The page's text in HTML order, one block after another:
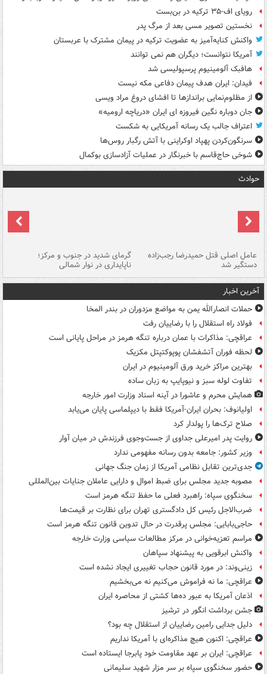
رویای اف-۳۵ ترکیه در بن‌بست
نخستین تصویر مسی بعد از مرگ پدر
واکنش کنایه‌آمیز به عضویت ترکیه در پیمان مشترک با عربستان
آمریکا نتوانست؛ دیگران هم نمی توانند
هافبک آلومینیوم پرسپولیسی شد
فیدان: ایران هدف پیمان دفاعی مکه نیست
از مظلوم‌نمایی براندازها تا افشای دروغ مراد ویسی
جان دوباره نگین فیروزه ای ایران «دریاچه ارومیه»
اعتراف جالب یک رسانه آمریکایی به شکست
سرنگون‌کردن پهپاد اوکراینی با آتش رگبار روس‌ها
شوخی حاج‌قاسم با خبرنگار در عملیات آزادسازی بوکمال
حوادث
عامل اصلی قتل حمیدرضا رجب‌زاده
دستگیر شد
گرمای شدید در جنوب و مرکز؛
ناپایداری در نوار شمالی
آخرین اخبار
حملات انصارالله یمن به مواضع مزدوران در بندر المخا
فولاد راه استقلال را با رضاییان رفت
عراقچی: مذاکرات با عمان درباره تنگه هرمز در مراحل پایانی است
لحظه فوران آتشفشان پوپوکتپتل مکزیک
بهترین مراکز خرید ورق آلومینیوم در ایران
تفاوت لوله سبز و نیوپایپ به زبان ساده
همایش محرم و عاشورا در آینه اسناد وزارت امور خارجه
اولیانوف: بحران ایران-آمریکا فقط با دیپلماسی پایان می‌یابد
صلاح ترک‌ها را پولدار کرد
روایت پدر امیرعلی جداوی از جست‌وجوی فرزندش در میان آوار
وزیر کشور: جامعه بدون رسانه مفهومی ندارد
جدی‌ترین تقابل نظامی آمریکا از زمان جنگ جهانی
مصوبه جدید مجلس برای ضبط اموال و دارایی عاملان جنایات بین‌المللی
سخنگوی سپاه: راهبرد فعلی ما حفظ تنگه هرمز است
ضرب‌الاجل رئیس کل دادگستری تهران برای نظارت بر قیمت‌ها
حاجی‌بابایی: مجلس پرقدرت در حال تدوین قانون تنگه هرمز است
مراسم تعزیه‌خوانی در مرکز مطالعات سیاسی وزارت خارجه
واکنش ابرقویی به پیشنهاد سپاهان
زینی‌وند: در مورد قانون حجاب تغییری ایجاد نشده است
عراقچی: ما نه فراموش می‌کنیم نه می‌بخشیم
اذعان آمریکا به عبور ده‌ها کشتی از محاصره ایران
جشن برداشت انگور در ترشیز
دلیل جدایی رامین رضاییان از استقلال چه بود؟
عراقچی: اکنون هیچ مذاکره‌ای با آمریکا نداریم
عراقچی: ایران بر عهد مقاومت خود پابرجا ایستاده است
حضور سخنگوی سپاه بر سر مزار شهید سلیمانی